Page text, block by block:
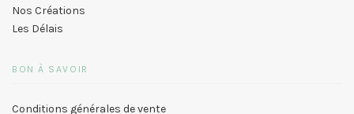
Nos Créations
Les Délais
BON À SAVOIR
Conditions générales de vente